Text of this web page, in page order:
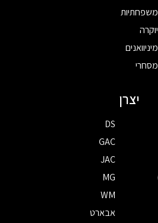
משפחתיות
יוקרה
מיניוואנים
מסחרי
יצרן
DS
GAC
JAC
MG
WM
אבארט